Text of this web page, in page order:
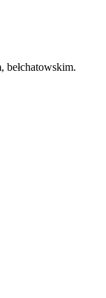
bełchatowskim.